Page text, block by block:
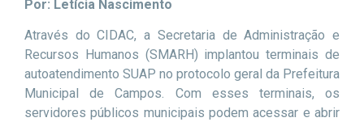
Por: Letícia Nascimento
Através do CIDAC, a Secretaria de Administração e
Recursos Humanos (SMARH) implantou terminais de
autoatendimento SUAP no protocolo geral da Prefeitura
Municipal de Campos. Com esses terminais, os
servidores públicos municipais podem acessar e abrir